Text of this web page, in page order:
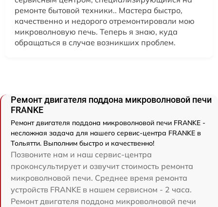
ремонте бытовой техники.. Мастера быстро,
качественно и недорого отремонтировали мою
микроволновую печь. Теперь я знаю, куда
обращаться в случае возникших проблем.
Ремонт двигателя поддона микроволновой печи
FRANKE
Ремонт двигателя поддона микроволновой печи FRANKE -
несложная задача для нашего сервис-центра FRANKE в
Тольятти. Выполним быстро и качественно!
Позвоните нам и наш сервис-центра
проконсультирует и озвучит стоимость ремонта
микроволновой печи. Среднее время ремонта
устройств FRANKE в нашем сервисном - 2 часа.
Ремонт двигателя поддона микроволновой печи